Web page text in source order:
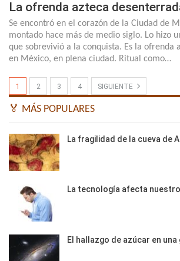
La ofrenda azteca
Se encontró en el corazón de la Ciudad de
montado hace más de medio siglo. Lo hizo
que sobrevivió a la conquista. Es la ofrenda
en México, en plena ciudad. Ritual como…
1 2 3 4 SIGUIENTE
🏅 MÁS POPULARES
La fragilidad de la cueva de
La tecnología afecta
El hallazgo de azúcar en una